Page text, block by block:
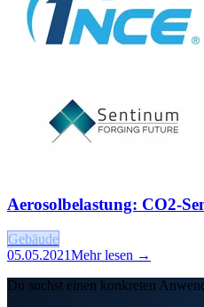
Aerosolbelastung: CO2-
Gebäude
05.05.2021Mehr lesen →
Du suchst einen konkreten